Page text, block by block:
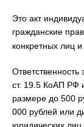
Это акт
гражданские
конкретных лиц
ст. 19.5 КоАП РФ
размере до 500
000 рублей или